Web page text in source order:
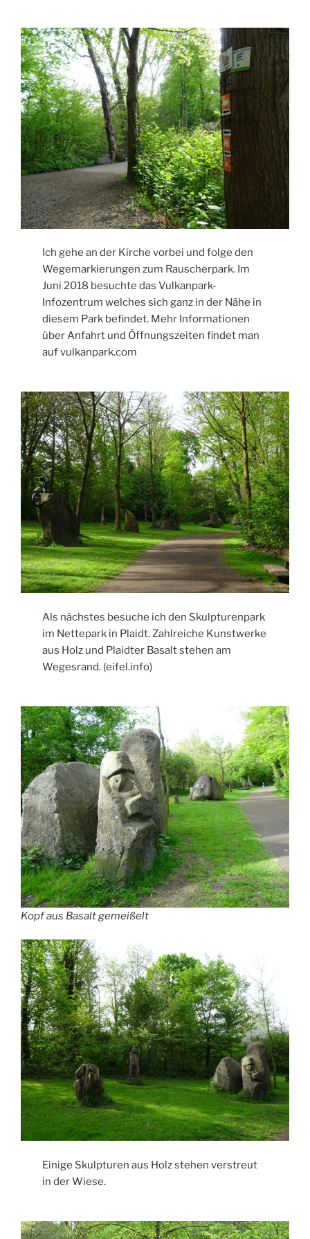
Ich gehe an der Kirche vorbei und folge den
Wegemarkierungen zum Rauscherpark. Im
Juni 2018 besuchte das Vulkanpark-
Infozentrum welches sich ganz in der Nähe in
diesem Park befindet. Mehr Informationen
über Anfahrt und Öffnungszeiten findet man
auf vulkanpark.com
Als nächstes besuche ich den Skulpturenpark
im Nettepark in Plaidt. Zahlreiche Kunstwerke
aus Holz und Plaidter Basalt stehen am
Wegesrand. (eifel.info)
Kopf aus Basalt gemeißelt
Einige Skulpturen aus Holz stehen verstreut
in der Wiese.